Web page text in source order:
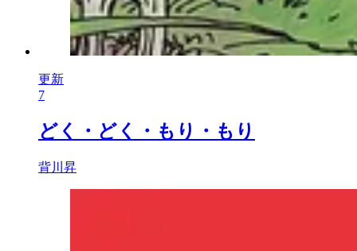
更新
7
どく・どく・もり・もり
背川昇